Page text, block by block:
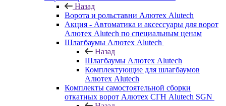
Назад
Ворота и рольставни Алютех Alutech
Акция - Автоматика и аксессуары для ворот
Алютех Alutech по специальным ценам
Шлагбаумы Алютех Alutech
Назад
Шлагбаумы Алютех Alutech
Комплектующие для шлагбаумов
Алютех Alutech
Комплекты самостоятельной сборки
откатных ворот Алютех СГН Alutech SGN